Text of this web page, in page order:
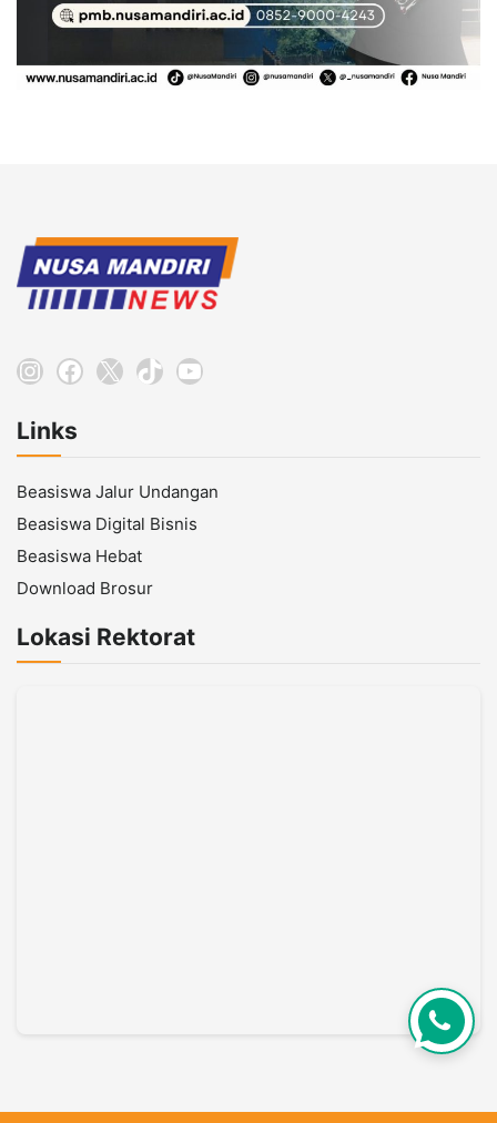
Instagram
Facebook
X TikTokYouTube
Links
Beasiswa Jalur Undangan
Beasiswa Digital Bisnis
Beasiswa Hebat
Download Brosur
Lokasi Rektorat